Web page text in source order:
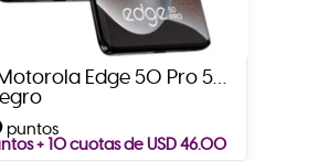
Edge 50 Pro 5G
puntos
+ 10 cuotas de USD 46.00